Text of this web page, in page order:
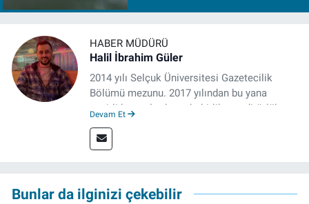
HABER MÜDÜRÜ
Halil İbrahim Güler
2014 yılı Selçuk Üniversitesi Gazetecilik
Bölümü mezunu. 2017 yılından bu yana
çeşitli kurumlarda muhabirlik ve editörlük
müdürü olarak devam ediyor.
Devam Et
Bunlar da ilginizi çekebilir